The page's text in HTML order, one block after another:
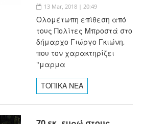
13 Mar, 2018 | 20:49
Ολομέτωπη επίθεση από
τους Πολίτες Μπροστά στο
δήμαρχο Γιώργο Γκιώνη,
που τον χαρακτηρίζει
"μαρμα
ΤΟΠΙΚΑ ΝΕΑ